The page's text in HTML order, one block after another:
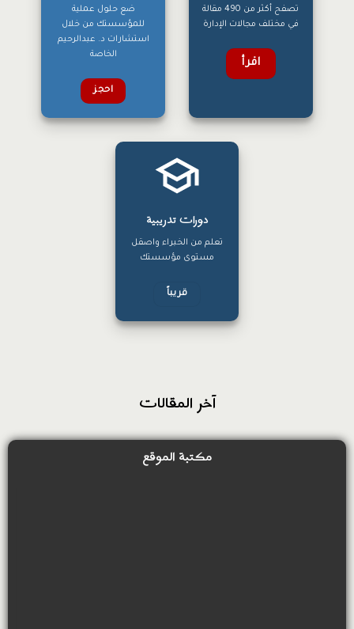
تصفح أكثر من 490 مقالة
في مختلف مجالات الإدارة
اقرأ
ضع حلول عملية
للمؤسستك من خلال
استشارات د. عبدالرحيم
الخاصة
احجز
دورات تدريبية
تعلم من الخبراء واصقل
مستوى مؤسستك
قريباً
آخر المقالات
مكتبة الموقع